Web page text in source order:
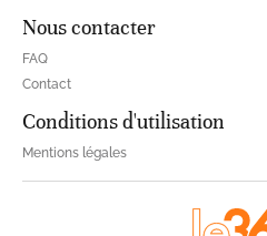
Nous contacter
FAQ
Contact
Conditions d'utilisation
Mentions légales